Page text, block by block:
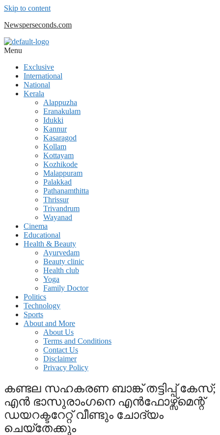
Skip to content
Newsperseconds.com
Menu
Exclusive
International
National
Kerala
Alappuzha
Eranakulam
Idukki
Kannur
Kasaragod
Kollam
Kottayam
Kozhikode
Malappuram
Palakkad
Pathanamthitta
Thrissur
Trivandrum
Wayanad
Cinema
Educational
Health & Beauty
Ayurvedam
Beauty clinic
Health club
Yoga
Family Doctor
Politics
Technology
Sports
About and More
About Us
Terms and Conditions
Contact Us
Disclaimer
Privacy Policy
കണ്ടല സഹകരണ ബാങ്ക് തട്ടിപ്പ് കേസ്;
എൻ ഭാസുരാം​ഗനെ എൻഫോഴ്സ്മെന്റ്
ഡയറക്ടറേറ്റ് വീണ്ടും ചോദ്യം
ചെയ്തേക്കും